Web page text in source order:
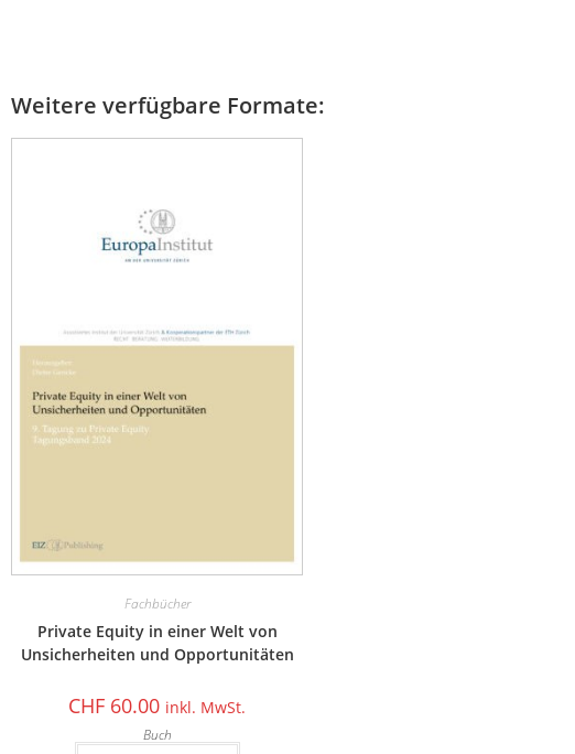
Weitere verfügbare Formate:
Fachbücher
Private Equity in einer Welt von
Unsicherheiten und Opportunitäten
CHF 60.00 inkl. MwSt.
Buch